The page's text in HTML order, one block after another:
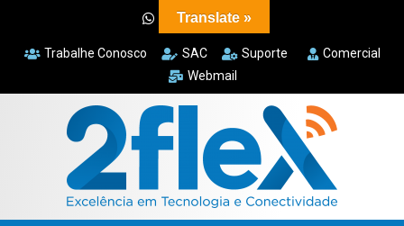
Trabalhe Conosco SAC Suporte
Comercial
Webmail
Translate »